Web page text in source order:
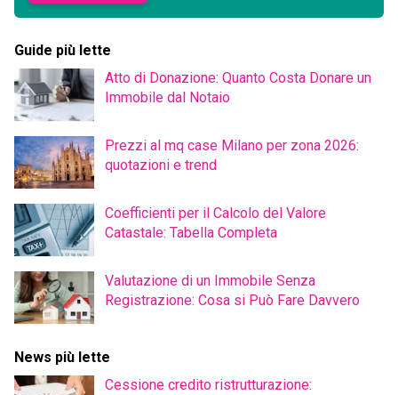
Guide più lette
Atto di Donazione: Quanto Costa Donare un
Immobile dal Notaio
Prezzi al mq case Milano per zona 2026:
quotazioni e trend
Coefficienti per il Calcolo del Valore
Catastale: Tabella Completa
Valutazione di un Immobile Senza
Registrazione: Cosa si Può Fare Davvero
News più lette
Cessione credito ristrutturazione: